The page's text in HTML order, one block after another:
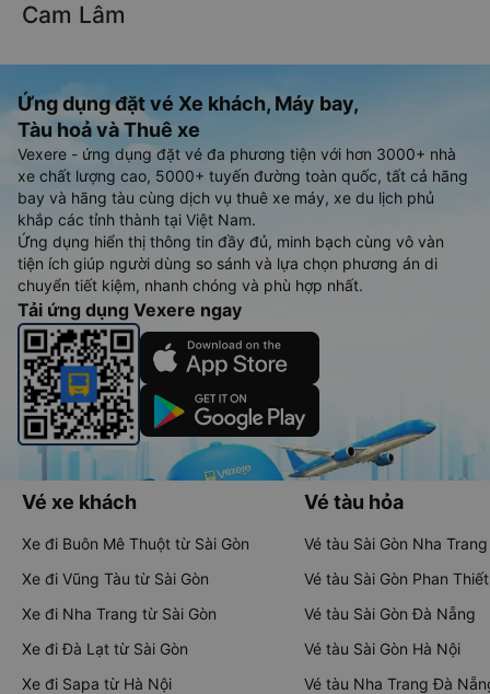
Cam Lâm
Ứng dụng đặt vé Xe khách, Máy bay,
Tàu hoả và Thuê xe
Vexere - ứng dụng đặt vé đa phương tiện với hơn 3000+ nhà
xe chất lượng cao, 5000+ tuyến đường toàn quốc, tất cả hãng
bay và hãng tàu cùng dịch vụ thuê xe máy, xe du lịch phủ
khắp các tỉnh thành tại Việt Nam.
Ứng dụng hiển thị thông tin đầy đủ, minh bạch cùng vô vàn
tiện ích giúp người dùng so sánh và lựa chọn phương án di
chuyển tiết kiệm, nhanh chóng và phù hợp nhất.
Tải ứng dụng Vexere ngay
Vé xe khách
Xe đi Buôn Mê Thuột từ Sài Gòn
Xe đi Vũng Tàu từ Sài Gòn
Xe đi Nha Trang từ Sài Gòn
Xe đi Đà Lạt từ Sài Gòn
Xe đi Sapa từ Hà Nội
Vé tàu hỏa
Vé tàu Sài Gòn Nha Trang
Vé tàu Sài Gòn Phan Thiết
Vé tàu Sài Gòn Đà Nẵng
Vé tàu Sài Gòn Hà Nội
Vé tàu Nha Trang Đà